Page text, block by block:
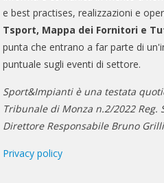
e best practises, realizzazioni e
Tsport, Mappa dei Fornitori e
punta che entrano a far parte di
puntuale sugli eventi di settore.
Sport&Impianti è una testata
Tribunale di Monza n.2/2022 Reg.
Direttore Responsabile Bruno
Privacy policy